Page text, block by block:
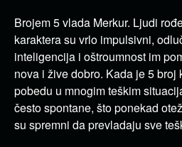
Brojem 5 vlada Merkur. Ljudi
karaktera su vrlo impulsivni,
inteligencija i oštroumnost im
nova i žive dobro. Kada je 5 broj
pobedu u mnogim teškim
često spontane, što ponekad
su spremni da prevladaju sve